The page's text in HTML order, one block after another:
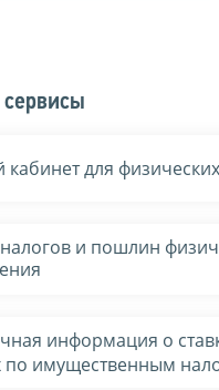
для
и пошлин
информация о
по имущественным